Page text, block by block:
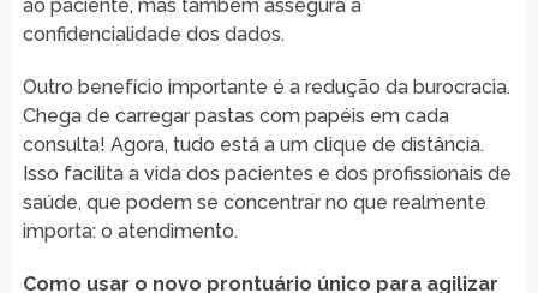
ao paciente, mas também assegura a
confidencialidade dos dados.
Outro benefício importante é a redução da burocracia.
Chega de carregar pastas com papéis em cada
consulta! Agora, tudo está a um clique de distância.
Isso facilita a vida dos pacientes e dos profissionais de
saúde, que podem se concentrar no que realmente
importa: o atendimento.
Como usar o novo prontuário único para agilizar